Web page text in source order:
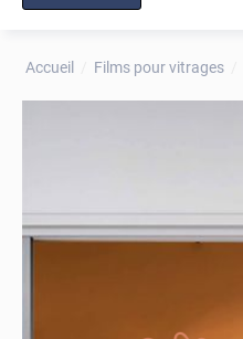
Accueil Films pour vitrages